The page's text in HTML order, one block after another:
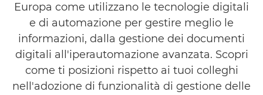
Europa come utilizzano le tecnologie digitali
e di automazione per gestire meglio le
informazioni, dalla gestione dei documenti
digitali all'iperautomazione avanzata. Scopri
come ti posizioni rispetto ai tuoi colleghi
nell'adozione di funzionalità di gestione delle